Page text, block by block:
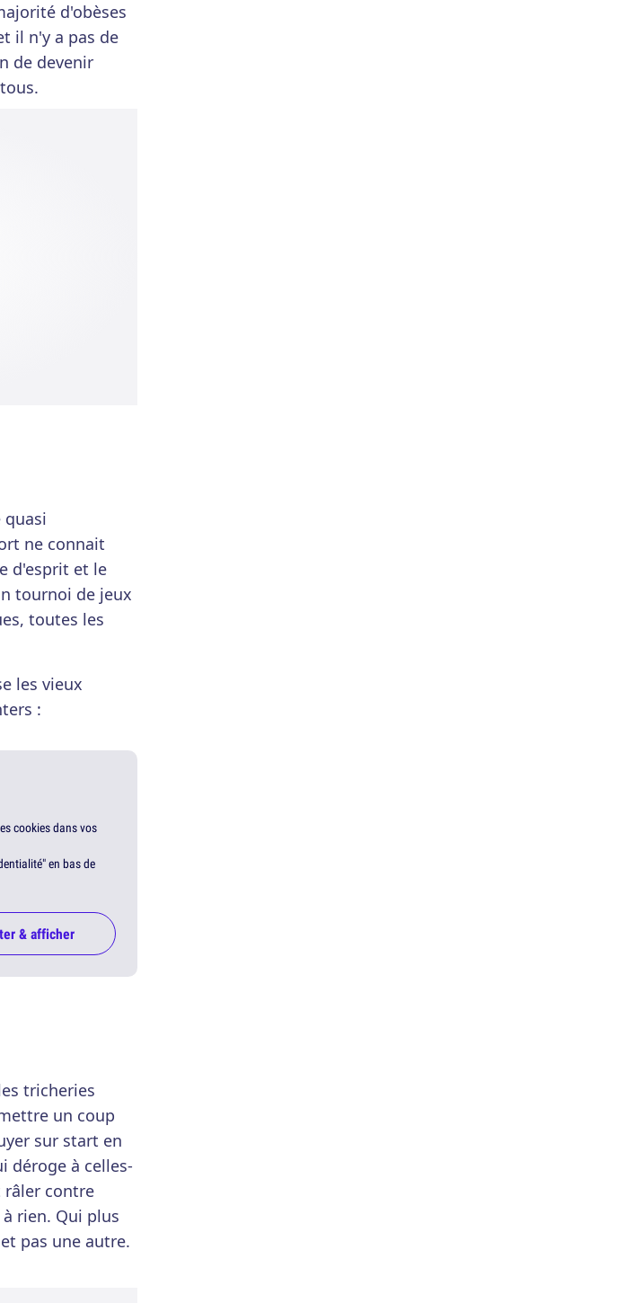
d'obèses
il n'y a pas de
de devenir
quasi
ne connait
d'esprit et le
tournoi de jeux
toutes les
les vieux
:
cookies dans vos
en bas de
& afficher
tricheries
un coup
sur start en
déroge à celles-
râler contre
rien. Qui plus
pas une autre.